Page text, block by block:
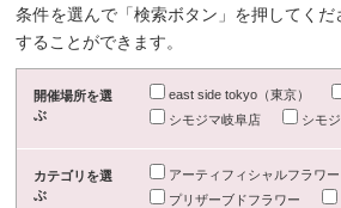
条件を選んで「検索ボタン」を押してく
することができます。
開催場所を選
ぶ
east side tokyo（東京）
シモジマ岐阜店
シモ
カテゴリを選
ぶ
アーティフィシャルフラワー
プリザーブドフラワー